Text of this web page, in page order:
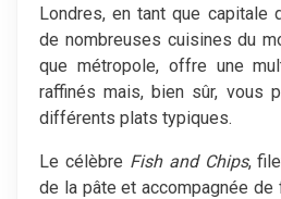
Londres, en tant que capitale
de nombreuses cuisines du
que métropole, offre une
raffinés mais, bien sûr, vous
différents plats typiques.
Le célèbre Fish and Chips,
de la pâte et accompagnée